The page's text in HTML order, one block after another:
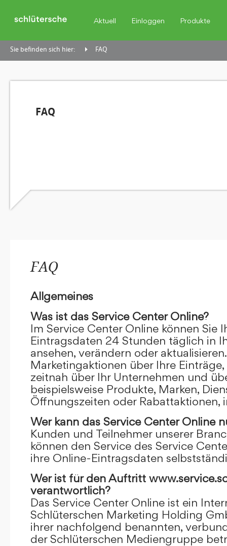
Aktuell Einloggen Produkte
Sie befinden sich hier: FAQ
FAQ
FAQ
Allgemeines
Was ist das Service Center Online?
Im Service Center Online können Sie
Eintragsdaten 24 Stunden täglich in
ansehen, verändern oder
Marketingaktionen über Ihre
zeitnah über Ihr Unternehmen und
beispielsweise Produkte, Marken,
Öffnungszeiten oder Rabattaktionen,
Wer kann das Service Center Online
Kunden und Teilnehmer unserer
können den Service des Service
ihre Online-Eintragsdaten
Wer ist für den Auftritt
verantwortlich?
Das Service Center Online ist ein
Schlüterschen Marketing Holding
ihrer nachfolgend benannten,
der Schlüterschen Mediengruppe